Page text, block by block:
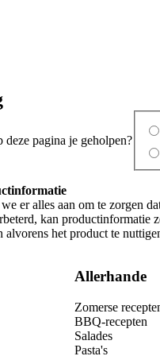
pagina je geholpen?
er alles aan om te zorgen
kan productinformatie
alvorens het product te
Allerhande
Zomerse
BBQ-recepten
Salades
Pasta's